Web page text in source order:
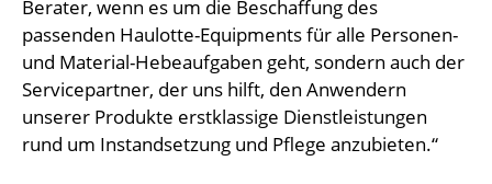
Berater, wenn es um die Beschaffung des
passenden Haulotte-Equipments für alle Personen-
und Material-Hebeaufgaben geht, sondern auch der
Servicepartner, der uns hilft, den Anwendern
unserer Produkte erstklassige Dienstleistungen
rund um Instandsetzung und Pflege anzubieten.“